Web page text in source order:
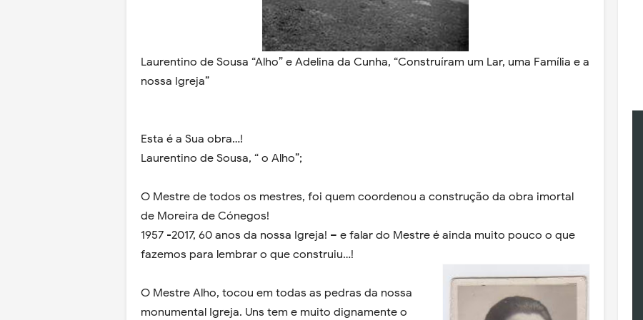
Laurentino de Sousa “Alho” e Adelina da Cunha, “Construíram um Lar, uma Família e a
nossa Igreja”
Esta é a Sua obra…!
Laurentino de Sousa, “ o Alho”;
O Mestre de todos os mestres, foi quem coordenou a construção da obra imortal
de Moreira de Cónegos!
1957 -2017, 60 anos da nossa Igreja! – e falar do Mestre é ainda muito pouco o que
fazemos para lembrar o que construiu…!
O Mestre Alho, tocou em todas as pedras da nossa
monumental Igreja. Uns tem e muito dignamente o